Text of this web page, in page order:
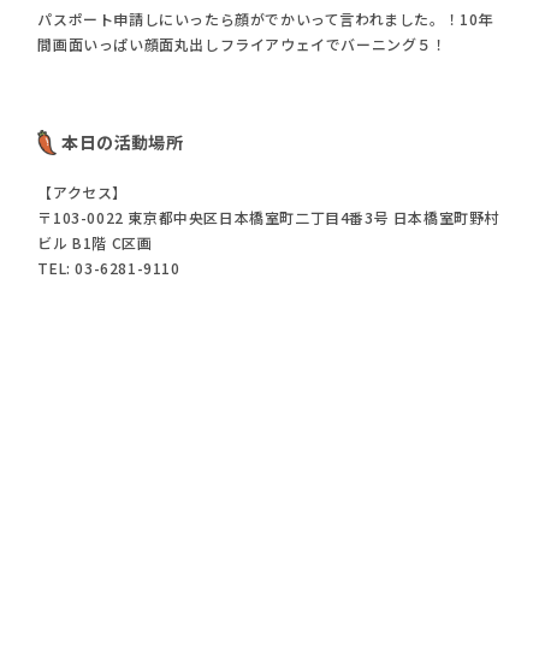
パスポート申請しにいったら顔がでかいって言われました。！10年
間画面いっぱい顔面丸出しフライアウェイでバーニング５！
本日の活動場所
【アクセス】
〒103-0022 東京都中央区日本橋室町二丁目4番3号 日本橋室町野村
ビル B1階 C区画
TEL: 03-6281-9110